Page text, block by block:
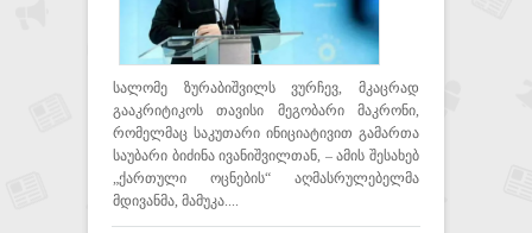
სალომე ზურაბიშვილს ვურჩევ, მკაცრად
გააკრიტიკოს თავისი მეგობარი მაკრონი,
რომელმაც საკუთარი ინიციატივით გამართა
საუბარი ბიძინა ივანიშვილთან, – ამის შესახებ
„ქართული ოცნების“ აღმასრულებელმა
მდივანმა, მამუკა....